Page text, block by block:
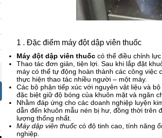
1 . Đặc điểm máy đột dập viên thuốc
Máy đột dập viên thuốccó thể điều chỉnh lực
Thao tác đơn giản, tiện lợi. Sau khi lắp đặt
máy có thể tự động hoàn thành các công việc
thực hiện thao tác nhiều người – một máy.
Các bộ phận tiếp xúc với nguyên vật liệu và
đặc biệt giữ độ bóng của khuôn mặt và ngăn
Nhằm đáp ứng cho các doanh nghiệp luyện
dẫn đến khuôn mẫu nén bị hư, đồng thời trên
lượng thống nhất.
Máy dập viên thuốccó độ tinh cao, tính năng
nghiệp.